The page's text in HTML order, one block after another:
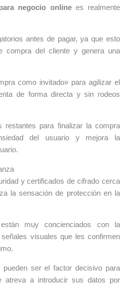
negocio onlinees realmente
antes de pagar, ya que esto
compra del cliente y genera una
como invitado» para agilizar el
de forma directa y sin rodeos
restantes para finalizar la compra
del usuario y mejora la
y certificados de cifrado cerca
la sensación de protección en la
muy concienciados con la
visuales que les confirmen
pueden ser el factor decisivo para
atreva a introducir sus datos por